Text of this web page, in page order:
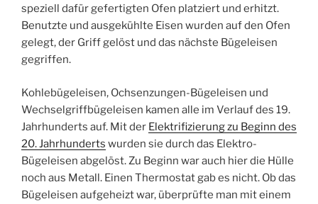
speziell dafür gefertigten Ofen platziert und erhitzt.
Benutzte und ausgekühlte Eisen wurden auf den Ofen
gelegt, der Griff gelöst und das nächste Bügeleisen
gegriffen.
Kohlebügeleisen, Ochsenzungen-Bügeleisen und
Wechselgriffbügeleisen kamen alle im Verlauf des 19.
Jahrhunderts auf. Mit der Elektrifizierung zu Beginn des
20. Jahrhunderts wurden sie durch das Elektro-
Bügeleisen abgelöst. Zu Beginn war auch hier die Hülle
noch aus Metall. Einen Thermostat gab es nicht. Ob das
Bügeleisen aufgeheizt war, überprüfte man mit einem